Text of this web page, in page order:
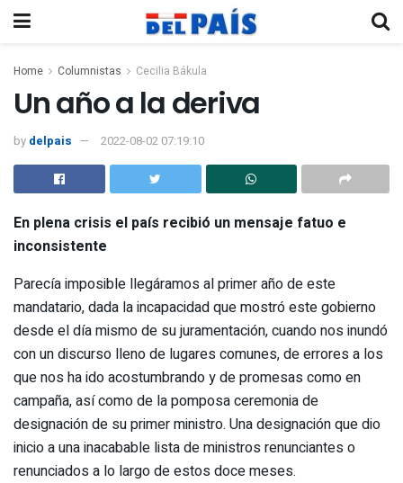
Home Columnistas Cecilia Bákula
Un año a la deriva
by delpais 2022-08-02 07:19:10
En plena crisis el país recibió un mensaje fatuo e
inconsistente
Parecía imposible llegáramos al primer año de este
mandatario, dada la incapacidad que mostró este gobierno
desde el día mismo de su juramentación, cuando nos inundó
con un discurso lleno de lugares comunes, de errores a los
que nos ha ido acostumbrando y de promesas como en
campaña, así como de la pomposa ceremonia de
designación de su primer ministro. Una designación que dio
inicio a una inacabable lista de ministros renunciantes o
renunciados a lo largo de estos doce meses.